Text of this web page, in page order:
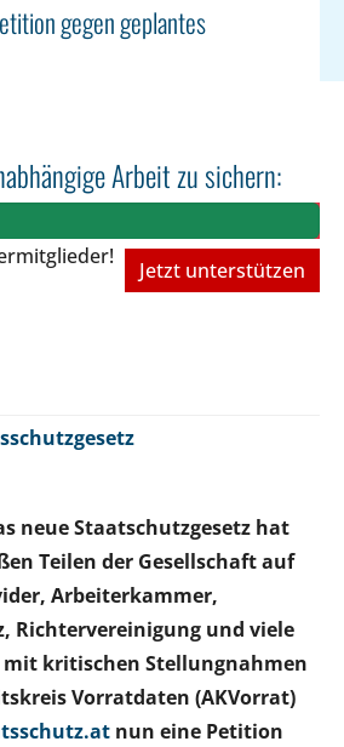
gegen geplantes
Arbeit zu sichern:
Jetzt unterstützen
neue Staatschutzgesetz hat
Teilen der Gesellschaft auf
Arbeiterkammer,
Richtervereinigung und viele
mit kritischen Stellungnahmen
Vorratdaten (AKVorrat)
nun eine Petition